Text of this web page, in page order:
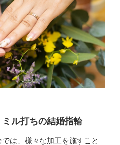
ル打ちの結婚指輪
は、様々な加工を施すこと